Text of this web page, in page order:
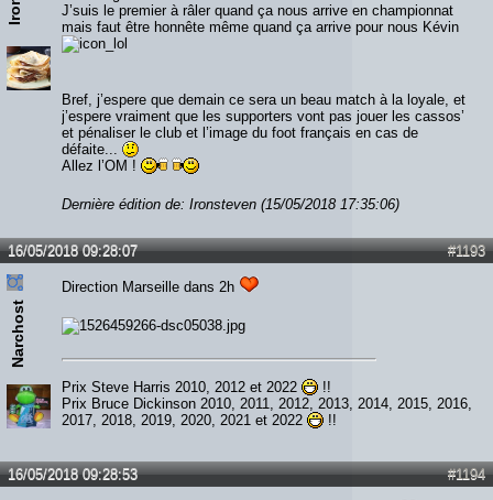
J’suis le premier à râler quand ça nous arrive en championnat
mais faut être honnête même quand ça arrive pour nous Kévin
Bref, j’espere que demain ce sera un beau match à la loyale, et
j’espere vraiment que les supporters vont pas jouer les cassos’
et pénaliser le club et l’image du foot français en cas de
défaite...
Allez l’OM !
Dernière édition de: Ironsteven (15/05/2018 17:35:06)
#1193
16/05/2018 09:28:07
Narchost
Direction Marseille dans 2h
Prix Steve Harris 2010, 2012 et 2022
!!
Prix Bruce Dickinson 2010, 2011, 2012, 2013, 2014, 2015, 2016,
2017, 2018, 2019, 2020, 2021 et 2022
!!
#1194
16/05/2018 09:28:53